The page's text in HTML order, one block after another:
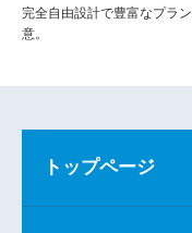
完全自由設計で豊富なプラ
意。
トップページ